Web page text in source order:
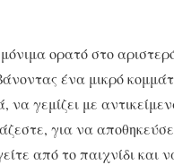
ορατό στο
ένα μικρό
να γεμίζει με
για να
από το παιχνίδι και